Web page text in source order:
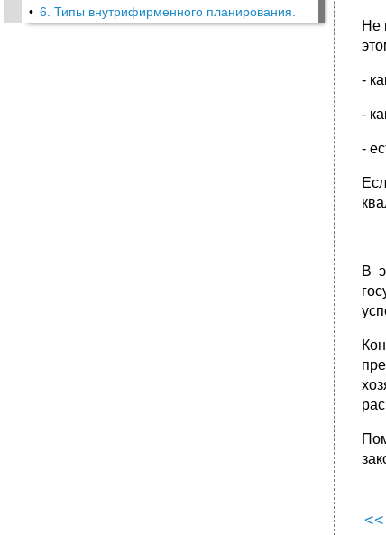
• 6. Типы внутрифирменного планирования.
Не
-
-
-
В
<<